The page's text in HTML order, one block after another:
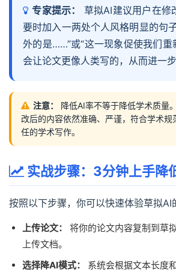
专家提示：
草拟AI建议用户在修
要时加入一两处个人风格明显的句
外的是……”或“这一现象促使我们
会让论文更像人类写的，从而进一步
注意：
降低AI率不等于降低学术质量
改后的内容依然准确、严谨，符合学术规
任的学术写作。
实战步骤：3分钟上手降
按照以下步骤，你可以快速体验草拟AI
上传论文：
将你的论文内容复制到草
上传文档。
选择降AI模式：
系统会根据文本长度